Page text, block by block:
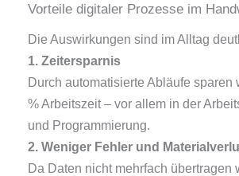
Vorteile digitaler Prozesse im
Die Auswirkungen sind im Alltag
1. Zeitersparnis
Durch automatisierte Abläufe sparen
% Arbeitszeit – vor allem in der
und Programmierung.
2. Weniger Fehler und
Da Daten nicht mehrfach übertragen